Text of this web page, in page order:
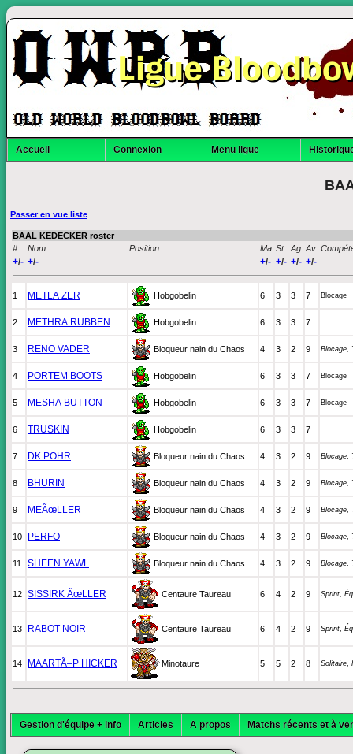
Ligue
Accueil Connexion Menu ligue
Passer en vue liste
BAAL KEDECKER roster
#
Nom Position Ma St Ag Av
+/- +/- +/- +/- +/- +/-
1 METLA ZER Hobgobelin 6 3 3 7 Blocage
2 METHRA RUBBEN Hobgobelin 6 3 3 7
3 RENO VADER Bloqueur nain du Chaos 4 3 2 9 Blocage,
4 PORTEM BOOTS Hobgobelin 6 3 3 7 Blocage
5 MESHA BUTTON Hobgobelin 6 3 3 7 Blocage
6 TRUSKIN Hobgobelin 6 3 3 7
7 DK POHR Bloqueur nain du Chaos 4 3 2 9 Blocage,
8 BHURIN Bloqueur nain du Chaos 4 3 2 9 Blocage,
9 MEÃœLLER Bloqueur nain du Chaos 4 3 2 9 Blocage,
10 PERFO Bloqueur nain du Chaos 4 3 2 9 Blocage,
11 SHEEN YAWL Bloqueur nain du Chaos 4 3 2 9 Blocage,
12 SISSIRK ÃœLLER Centaure Taureau 6 4 2 9 Sprint,
13 RABOT NOIR Centaure Taureau 6 4 2 9 Sprint,
14 MAARTÃ–P HICKER Minotaure 5 5 2 8 Solitaire,
Gestion d'équipe + info Articles A propos Matchs récents et à